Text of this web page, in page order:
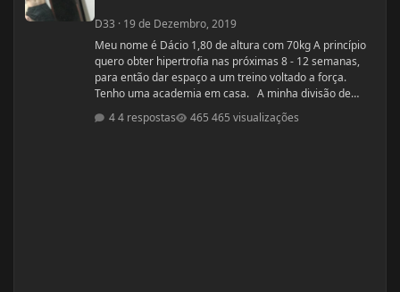
D33 · 19 de Dezembro, 2019
Meu nome é Dácio 1,80 de altura com 70kg A princípio
quero obter hipertrofia nas próximas 8 - 12 semanas,
para então dar espaço a um treino voltado a força.
Tenho uma academia em casa. A minha divisão de
RDL: 3x8 - 37,5kg Panturilha com uma perna 3x20 - 8kg
4 respostas 465 visualizações